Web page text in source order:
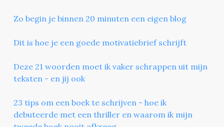
Zo begin je binnen 20 minuten een eigen blog
Dit is hoe je een goede motivatiebrief schrijft
Deze 21 woorden moet ik vaker schrappen uit mijn
teksten - en jij ook
23 tips om een boek te schrijven - hoe ik
debuteerde met een thriller en waarom ik mijn